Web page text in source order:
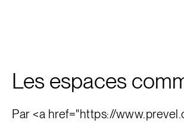
Les espaces
Par <a href="https://